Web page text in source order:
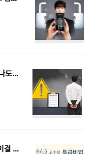
[금융정보 A to Z] 의도한 게 아닌데, 나도 모르게 보험 사기를?! 현혹되기 쉬운 일상생활 속 보험 사기
[신용정보 A to Z] 짠테크의 고수는 이걸 잘한다면서요? 그동안 '신용 관리'에 대해 헷갈렸던 몇 가지